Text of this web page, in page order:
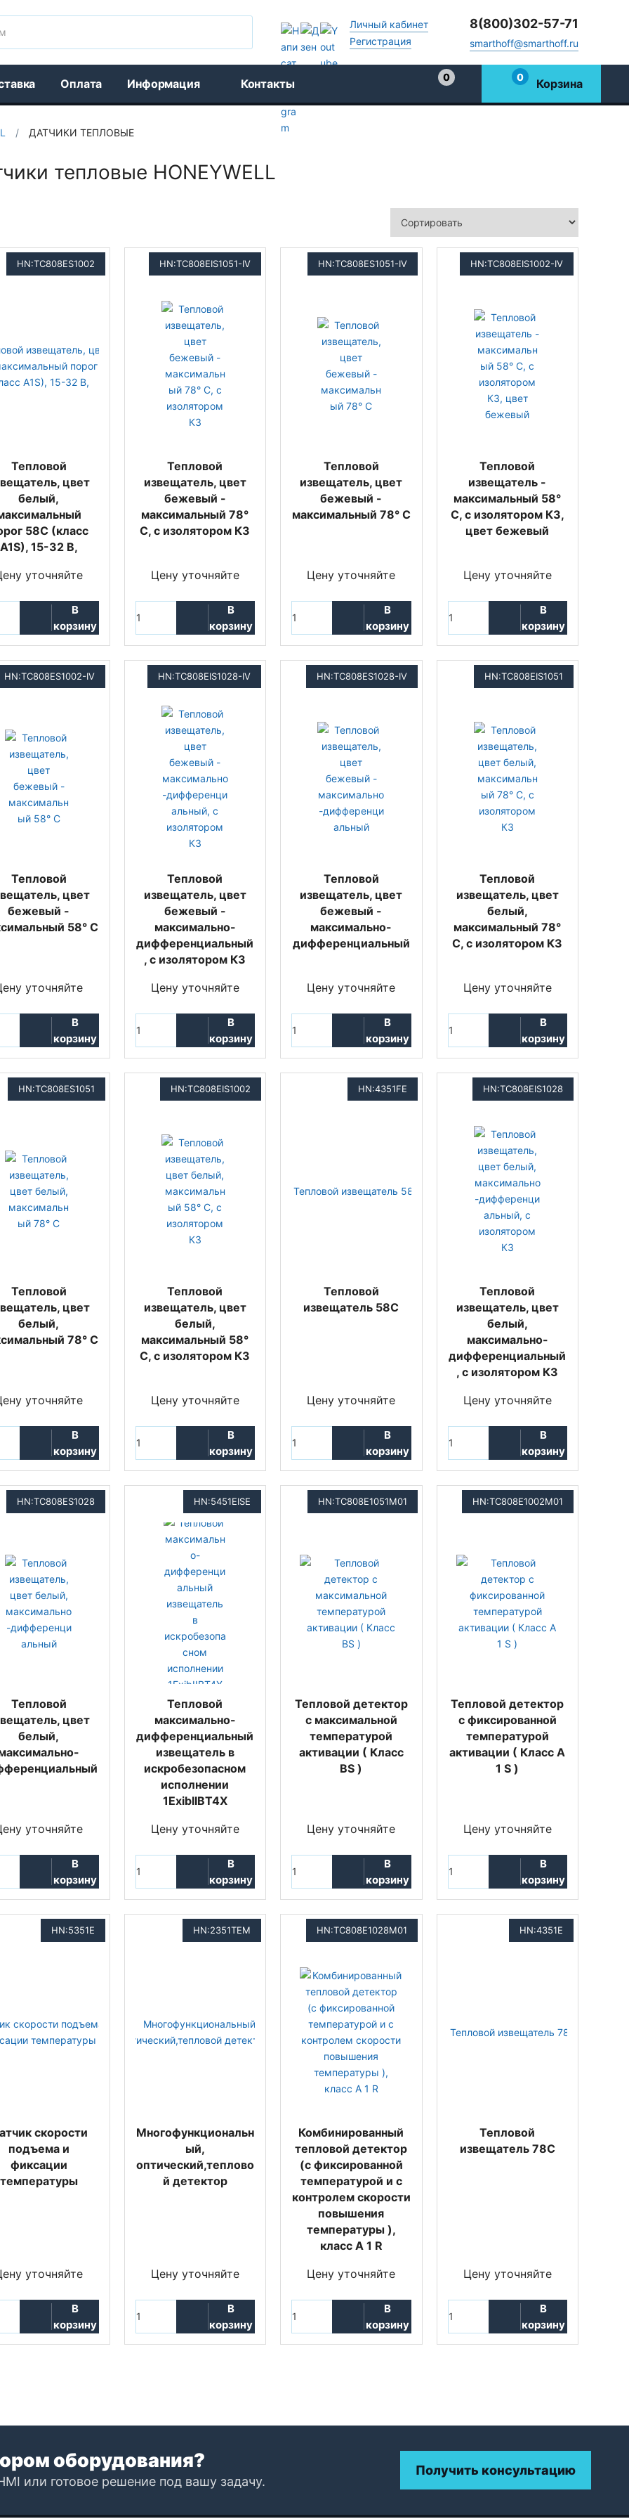
Личный кабинет
Регистрация
8(800)302-57-71
smarthoff@smarthoff.ru
Оплата Информация Контакты
0
0 Корзина
/ ДАТЧИКИ ТЕПЛОВЫЕ
тепловые HONEYWELL
HN:TC808ES1002
Тепловой
цвет
белый,
58C (класс
A1S), 15-32 В,
уточняйте
В
корзину
HN:TC808EIS1051-IV
Тепловой
извещатель, цвет
бежевый -
максимальный 78°
C, с изолятором КЗ
Цену уточняйте
В
корзину
HN:TC808ES1051-IV
Тепловой
извещатель, цвет
бежевый -
максимальный 78° C
Цену уточняйте
В
корзину
HN:TC808EIS1002-IV
Тепловой
извещатель -
максимальный 58°
C, с изолятором КЗ,
цвет бежевый
Цену уточняйте
В
корзину
HN:TC808ES1002-IV
Тепловой
цвет
бежевый -
58° C
уточняйте
В
корзину
HN:TC808EIS1028-IV
Тепловой
извещатель, цвет
бежевый -
максимально-
дифференциальный
, с изолятором КЗ
Цену уточняйте
В
корзину
HN:TC808ES1028-IV
Тепловой
извещатель, цвет
бежевый -
максимально-
дифференциальный
Цену уточняйте
В
корзину
HN:TC808EIS1051
Тепловой
извещатель, цвет
белый,
максимальный 78°
C, с изолятором КЗ
Цену уточняйте
В
корзину
HN:TC808ES1051
Тепловой
цвет
белый,
78° C
уточняйте
В
корзину
HN:TC808EIS1002
Тепловой
извещатель, цвет
белый,
максимальный 58°
C, с изолятором КЗ
Цену уточняйте
В
корзину
HN:4351FE
Тепловой
извещатель 58C
Цену уточняйте
В
корзину
HN:TC808EIS1028
Тепловой
извещатель, цвет
белый,
максимально-
дифференциальный
, с изолятором КЗ
Цену уточняйте
В
корзину
HN:TC808ES1028
Тепловой
цвет
белый,
уточняйте
В
корзину
HN:5451EISE
Тепловой
максимально-
дифференциальный
извещатель в
искробезопасном
исполнении
1ExibIIBT4X
Цену уточняйте
В
корзину
HN:TC808E1051M01
Тепловой детектор
с максимальной
температурой
активации ( Класс
BS )
Цену уточняйте
В
корзину
HN:TC808E1002M01
Тепловой детектор
с фиксированной
температурой
активации ( Класс A
1 S )
Цену уточняйте
В
корзину
HN:5351E
скорости
подъема и
фиксации
температуры
уточняйте
В
корзину
HN:2351TEM
Многофункциональн
ый,
оптический,теплово
й детектор
Цену уточняйте
В
корзину
HN:TC808E1028M01
Комбинированный
тепловой детектор
(с фиксированной
температурой и с
контролем скорости
повышения
температуры ),
класс A 1 R
Цену уточняйте
В
корзину
HN:4351E
Тепловой
извещатель 78C
Цену уточняйте
В
корзину
оборудования?
или готовое решение под вашу задачу.
Получить консультацию